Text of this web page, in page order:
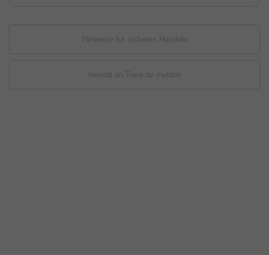
Hinweise für sicheres Handeln
Inserat an Tiere.de melden